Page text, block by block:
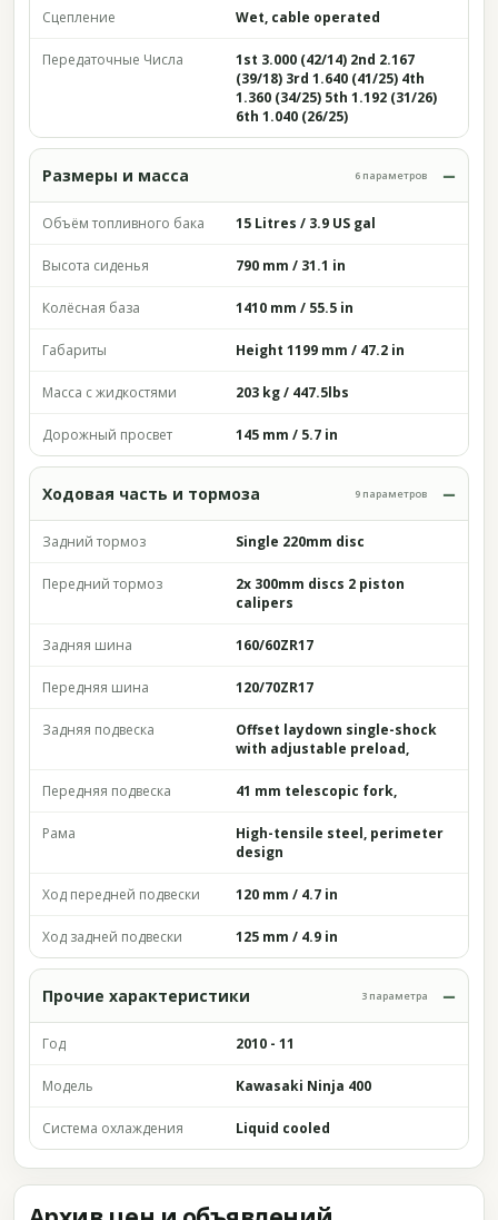
Сцепление Wet, cable operated
Передаточные Числа
1st 3.000 (42/14) 2nd 2.167
(39/18) 3rd 1.640 (41/25) 4th
1.360 (34/25) 5th 1.192 (31/26)
6th 1.040 (26/25)
Размеры и масса 6 параметров
Объём топливного бака 15 Litres / 3.9 US gal
Высота сиденья 790 mm / 31.1 in
Колёсная база 1410 mm / 55.5 in
Габариты Height 1199 mm / 47.2 in
Масса с жидкостями 203 kg / 447.5lbs
Дорожный просвет 145 mm / 5.7 in
Ходовая часть и тормоза 9 параметров
Задний тормоз Single 220mm disc
Передний тормоз
2x 300mm discs 2 piston
calipers
Задняя шина 160/60ZR17
Передняя шина 120/70ZR17
Задняя подвеска
Offset laydown single-shock
with adjustable preload,
Передняя подвеска 41 mm telescopic fork,
Рама
High-tensile steel, perimeter
design
Ход передней подвески 120 mm / 4.7 in
Ход задней подвески 125 mm / 4.9 in
Прочие характеристики 3 параметра
Год 2010 - 11
Модель Kawasaki Ninja 400
Система охлаждения Liquid cooled